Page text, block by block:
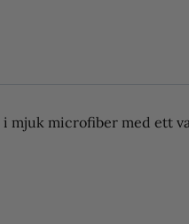
i mjuk microfiber med ett